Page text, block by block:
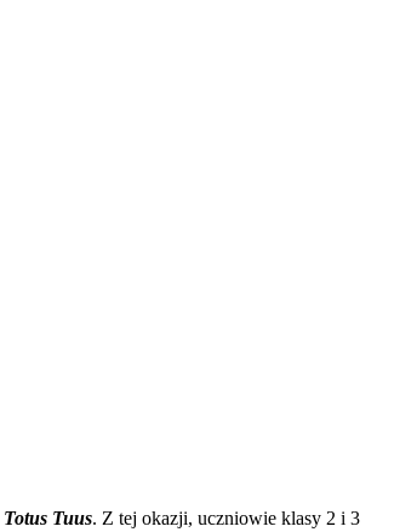
Totus Tuus. Z tej okazji, uczniowie klasy 2 i 3